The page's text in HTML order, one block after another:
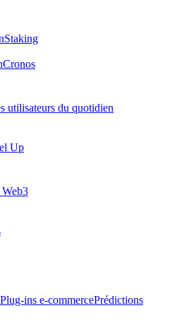
Staking
Cronos
utilisateurs du quotidien
Up
Web3
Plug-ins e-commercePrédictions